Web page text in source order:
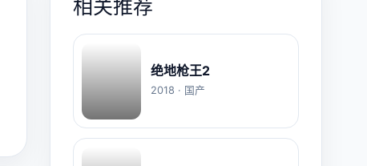
相关推荐
绝地枪王2
2018 · 国产